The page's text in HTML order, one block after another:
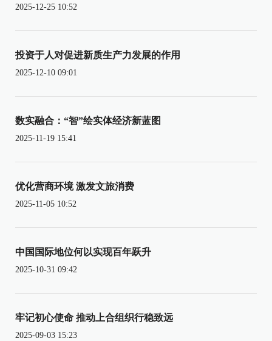
2025-12-25 10:52
投资于人对促进新质生产力发展的作用
2025-12-10 09:01
数实融合：“智”绘实体经济新蓝图
2025-11-19 15:41
优化营商环境 激发文旅消费
2025-11-05 10:52
中国国际地位何以实现百年跃升
2025-10-31 09:42
牢记初心使命 推动上合组织行稳致远
2025-09-03 15:23